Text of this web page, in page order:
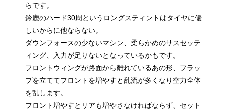
らです。
鈴鹿のハード30周というロングスティントはタイヤに優
しいからに他ならない。
ダウンフォースの少ないマシン、柔らかめのサスセッテ
ィング、入力が足りないとなっているかもです。
フロントウィングが路面から離れているあの形、フラッ
プを立ててフロントを増やすと乱流が多くなり空力全体
を乱します。
フロント増やすとリアも増やさなければならず、セット